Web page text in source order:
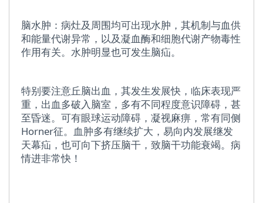
脑水肿：病灶及周围均可出现水肿，其机制与血供
和能量代谢异常，以及凝血酶和细胞代谢产物毒性
作用有关。水肿明显也可发生脑疝。
特别要注意丘脑出血，其发生发展快，临床表现严
重，出血多破入脑室，多有不同程度意识障碍，甚
至昏迷。可有眼球运动障碍，凝视麻痹，常有同侧
Horner征。血肿多有继续扩大，易向内发展继发
天幕疝，也可向下挤压脑干，致脑干功能衰竭。病
情进非常快！